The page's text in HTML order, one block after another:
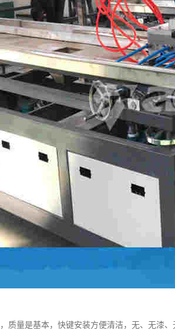
质量是基本，快键安装方便清洁，无、无漆